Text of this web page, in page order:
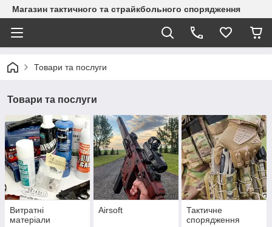
Магазин тактичного та страйкбольного спорядження
Товари та послуги
Товари та послуги
Витратні
матеріали
Airsoft
Тактичне
спорядження